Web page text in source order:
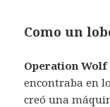
Como un
Operation Wolf
encontraba en
creó una